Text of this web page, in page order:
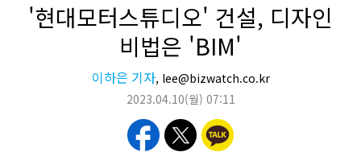
'현대모터스튜디오' 건설, 디자인
비법은 'BIM'
이하은 기자, lee@bizwatch.co.kr
2023.04.10(월) 07:11